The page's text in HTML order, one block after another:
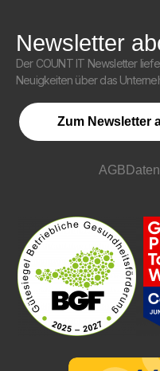
Newsletter
Der COUNT IT Newsletter
Neuigkeiten über das
Zum Newsletter
AGB